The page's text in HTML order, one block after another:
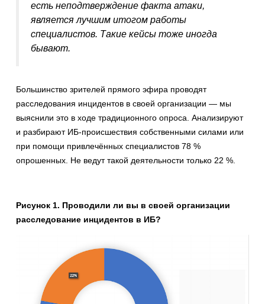
есть неподтверждение факта атаки,
является лучшим итогом работы
специалистов. Такие кейсы тоже иногда
бывают.
Большинство зрителей прямого эфира проводят
расследования инцидентов в своей организации — мы
выяснили это в ходе традиционного опроса. Анализируют
и разбирают ИБ-происшествия собственными силами или
при помощи привлечённых специалистов 78 %
опрошенных. Не ведут такой деятельности только 22 %.
Рисунок 1. Проводили ли вы в своей организации
расследование инцидентов в ИБ?